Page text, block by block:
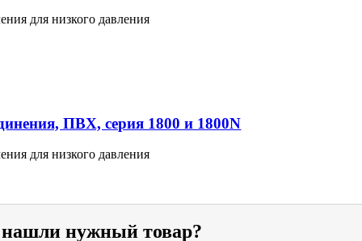
для низкого давления
ПВХ, серия 1800 и 1800N
для низкого давления
нужный товар?